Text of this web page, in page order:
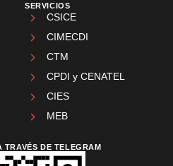
SERVICIOS
CSICE
CIMECDI
CTM
CPDI y CENATEL
CIES
MEB
TRAVÉS DE TELEGRAM